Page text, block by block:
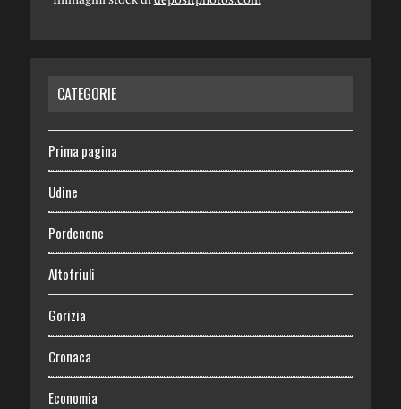
CATEGORIE
Prima pagina
Udine
Pordenone
Altofriuli
Gorizia
Cronaca
Economia